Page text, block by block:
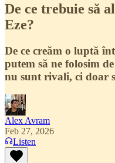
De ce trebuie să
Eze?
De ce creăm o luptă
putem să ne folosim
nu sunt rivali, ci doar
Alex Avram
Feb 27, 2026
Listen